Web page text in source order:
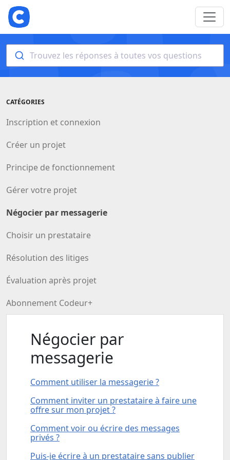
Trouvez les réponses à toutes vos questions
CATÉGORIES
Inscription et connexion
Créer un projet
Principe de fonctionnement
Gérer votre projet
Négocier par messagerie
Choisir un prestataire
Résolution des litiges
Évaluation après projet
Abonnement Codeur+
Négocier par
messagerie
Comment utiliser la messagerie ?
Comment inviter un prestataire à faire une
offre sur mon projet ?
Comment voir ou écrire des messages
privés ?
Puis-je écrire à un prestataire sans publier